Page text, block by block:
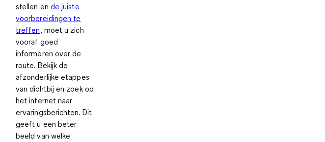
stellen en de juiste
voorbereidingen te
treffen, moet u zich
vooraf goed
informeren over de
route. Bekijk de
afzonderlijke etappes
van dichtbij en zoek op
het internet naar
ervaringsberichten. Dit
geeft u een beter
beeld van welke